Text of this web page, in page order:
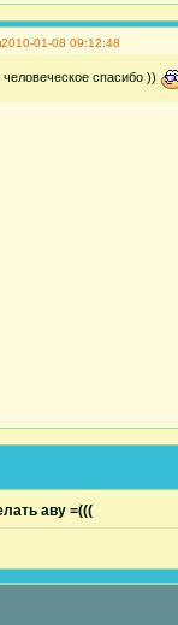
2010-01-08 09:12:48
спасибо ))
аву =(((